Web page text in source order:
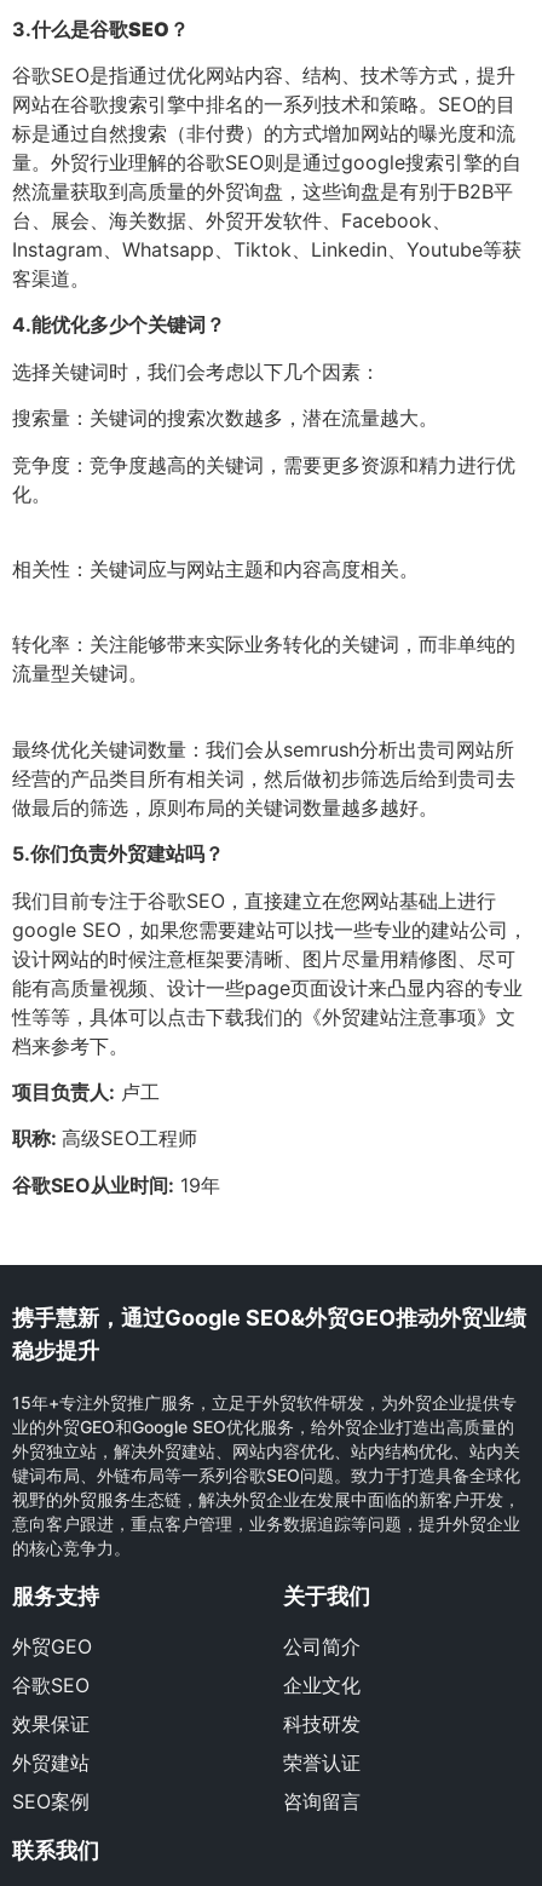
3.什么是谷歌SEO？
谷歌SEO是指通过优化网站内容、结构、技术等方式，提升
网站在谷歌搜索引擎中排名的一系列技术和策略。SEO的目
标是通过自然搜索（非付费）的方式增加网站的曝光度和流
量。外贸行业理解的谷歌SEO则是通过google搜索引擎的自
然流量获取到高质量的外贸询盘，这些询盘是有别于B2B平
台、展会、海关数据、外贸开发软件、Facebook、
Instagram、Whatsapp、Tiktok、Linkedin、Youtube等获
客渠道。
4.能优化多少个关键词？
选择关键词时，我们会考虑以下几个因素：
搜索量：关键词的搜索次数越多，潜在流量越大。
竞争度：竞争度越高的关键词，需要更多资源和精力进行优
化。
相关性：关键词应与网站主题和内容高度相关。
转化率：关注能够带来实际业务转化的关键词，而非单纯的
流量型关键词。
最终优化关键词数量：我们会从semrush分析出贵司网站所
经营的产品类目所有相关词，然后做初步筛选后给到贵司去
做最后的筛选，原则布局的关键词数量越多越好。
5.你们负责外贸建站吗？
我们目前专注于谷歌SEO，直接建立在您网站基础上进行
google SEO，如果您需要建站可以找一些专业的建站公司，
设计网站的时候注意框架要清晰、图片尽量用精修图、尽可
能有高质量视频、设计一些page页面设计来凸显内容的专业
性等等，具体可以点击下载我们的《外贸建站注意事项》文
档来参考下。
项目负责人: 卢工
职称: 高级SEO工程师
谷歌SEO从业时间: 19年
携手慧新，通过Google SEO&外贸GEO推动外贸业绩
稳步提升
15年+专注外贸推广服务，立足于外贸软件研发，为外贸企业提供专
业的外贸GEO和Google SEO优化服务，给外贸企业打造出高质量的
外贸独立站，解决外贸建站、网站内容优化、站内结构优化、站内关
键词布局、外链布局等一系列谷歌SEO问题。致力于打造具备全球化
视野的外贸服务生态链，解决外贸企业在发展中面临的新客户开发，
意向客户跟进，重点客户管理，业务数据追踪等问题，提升外贸企业
的核心竞争力。
服务支持
外贸GEO
谷歌SEO
效果保证
外贸建站
SEO案例
关于我们
公司简介
企业文化
科技研发
荣誉认证
咨询留言
联系我们